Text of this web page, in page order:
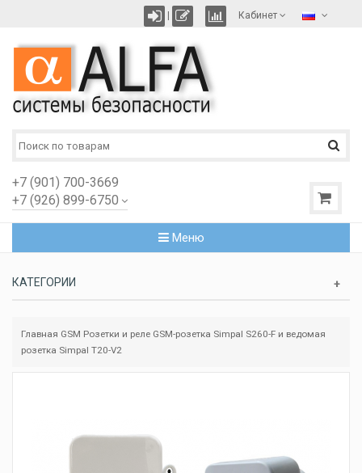
Кабинет
+7 (901) 700-3669
+7 (926) 899-6750
Меню
КАТЕГОРИИ
Главная GSM Розетки и реле GSM-розетка Simpal S260-F и ведомая
розетка Simpal T20-V2